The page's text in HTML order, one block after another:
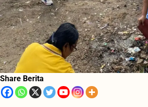
Share Berita